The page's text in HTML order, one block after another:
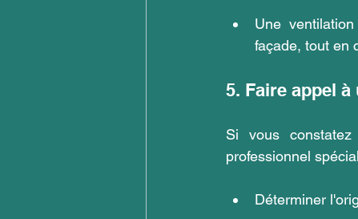
Une
façade, tout en
5. Faire appel
Si vous
professionnel
Déterminer